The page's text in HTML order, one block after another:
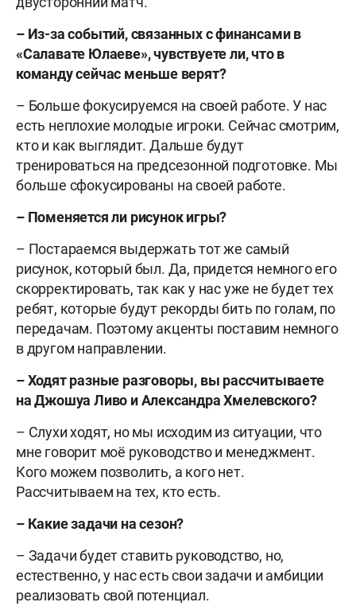
– Из-за событий, связанных с финансами в
«Салавате Юлаеве», чувствуете ли, что в
команду сейчас меньше верят?
– Больше фокусируемся на своей работе. У нас
есть неплохие молодые игроки. Сейчас смотрим,
кто и как выглядит. Дальше будут
тренироваться на предсезонной подготовке. Мы
больше сфокусированы на своей работе.
– Поменяется ли рисунок игры?
– Постараемся выдержать тот же самый
рисунок, который был. Да, придется немного его
скорректировать, так как у нас уже не будет тех
ребят, которые будут рекорды бить по голам, по
передачам. Поэтому акценты поставим немного
в другом направлении.
– Ходят разные разговоры, вы рассчитываете
на Джошуа Ливо и Александра Хмелевского?
– Слухи ходят, но мы исходим из ситуации, что
мне говорит моё руководство и менеджмент.
Кого можем позволить, а кого нет.
Рассчитываем на тех, кто есть.
– Какие задачи на сезон?
– Задачи будет ставить руководство, но,
естественно, у нас есть свои задачи и амбиции
реализовать свой потенциал.